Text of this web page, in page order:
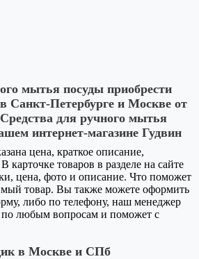
мытья посуды приобрести
Санкт-Петербурге и Москве от
для ручного мытья
интернет-магазине Гудвин
цена, краткое описание,
карточке товаров в разделе на сайте
цена, фото и описание. Что поможет
товар. Вы также можете оформить
либо по телефону, наш менеджер
по любым вопросам и поможет с
в Москве и СПб